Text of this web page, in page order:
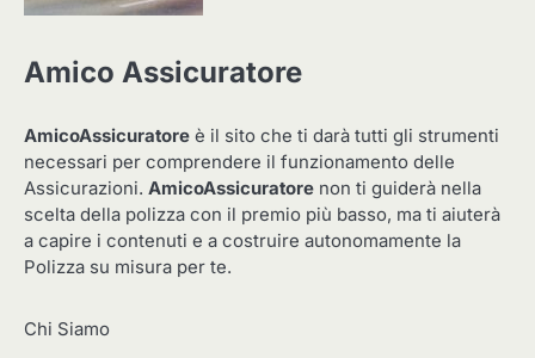
Amico Assicuratore
AmicoAssicuratore è il sito che ti darà tutti gli strumenti
necessari per comprendere il funzionamento delle
Assicurazioni. AmicoAssicuratore non ti guiderà nella
scelta della polizza con il premio più basso, ma ti aiuterà
a capire i contenuti e a costruire autonomamente la
Polizza su misura per te.
Chi Siamo